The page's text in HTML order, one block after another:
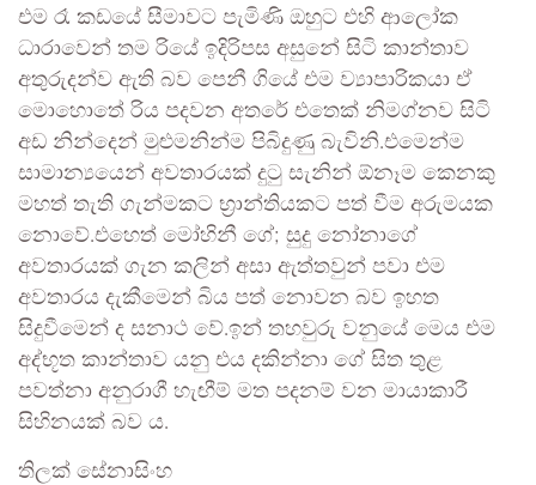
එම රෑ කඩයේ සීමාවට පැමිණි ඔහුට එහි ආලෝක
ධාරාවෙන් තම රියේ ඉදිරිපස අසුනේ සිටි කාන්තාව
අතුරුදන්ව ඇති බව පෙනී ගියේ එම ව්‍යාපාරිකයා ඒ
මොහොතේ රිය පදවන අතරේ එතෙක් නිමග්නව සිටි
අඩ නින්දෙන් මුළුමනින්ම පිබිදුණු බැවිනි.එමෙන්ම
සාමාන්‍යයෙන් අවතාරයක් දුටු සැනින් ඕනෑම කෙනකු
මහත් තැති ගැන්මකට භ්‍රාන්තියකට පත් වීම අරුමයක
නොවේ.එහෙත් මෝහිනී ගේ; සුදු නෝනාගේ
අවතාරයක් ගැන කලින් අසා ඇත්තවුන් පවා එම
අවතාරය දැකීමෙන් බිය පත් නොවන බව ඉහත
සිදුවීමෙන් ද සනාථ වේ.ඉන් තහවුරු වනුයේ මෙය එම
අද්භූත කාන්තාව යනු එය දකින්නා ගේ සිත තුළ
පවත්නා අනුරාගී හැඟීම් මත පදනම් වන මායාකාරී
සිහිනයක් බව ය.
තිලක් සේනාසිංහ